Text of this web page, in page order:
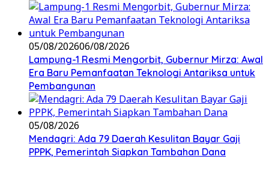
05/08/202606/08/2026
Lampung-1 Resmi Mengorbit, Gubernur Mirza: Awal
Era Baru Pemanfaatan Teknologi Antariksa untuk
Pembangunan
05/08/2026
Mendagri: Ada 79 Daerah Kesulitan Bayar Gaji
PPPK, Pemerintah Siapkan Tambahan Dana